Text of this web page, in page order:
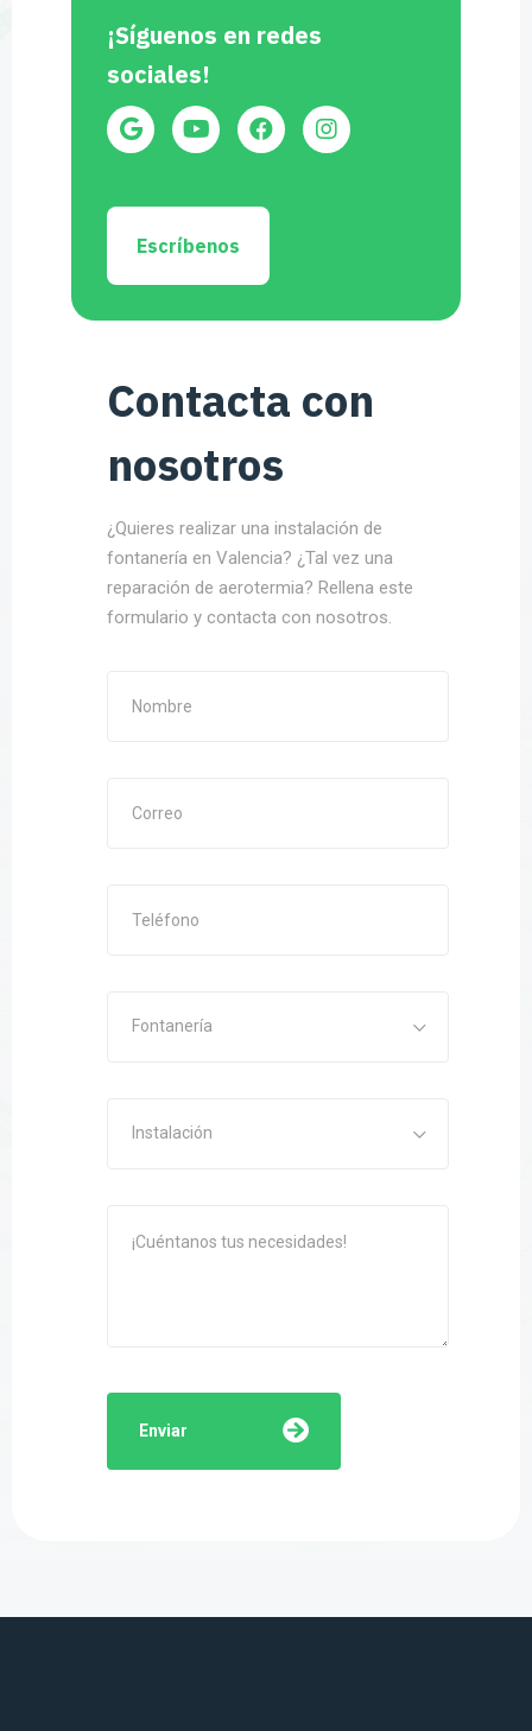
¡Síguenos en redes
sociales!
Escríbenos
Contacta con
nosotros
¿Quieres realizar una instalación de
fontanería en Valencia? ¿Tal vez una
reparación de aerotermia? Rellena este
formulario y contacta con nosotros.
Fontanería
Instalación
Enviar